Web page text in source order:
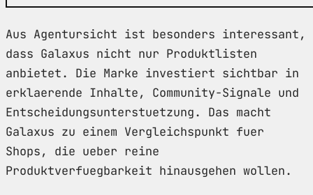
Aus Agentursicht ist besonders interessant,
dass Galaxus nicht nur Produktlisten
anbietet. Die Marke investiert sichtbar in
erklaerende Inhalte, Community-Signale und
Entscheidungsunterstuetzung. Das macht
Galaxus zu einem Vergleichspunkt fuer
Shops, die ueber reine
Produktverfuegbarkeit hinausgehen wollen.